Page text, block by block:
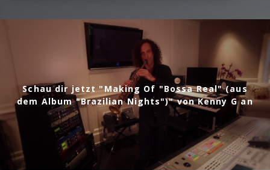
Schau dir jetzt "Making Of "Bossa Real" (aus
dem Album "Brazilian Nights")" von Kenny G an